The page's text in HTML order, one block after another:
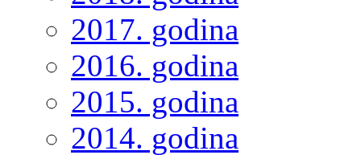
2017. godina
2016. godina
2015. godina
2014. godina